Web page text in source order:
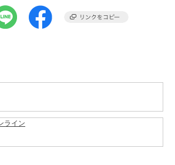
ルナソル ／阪急ビューティーオ
ンライン
01、02、03、04、05
-